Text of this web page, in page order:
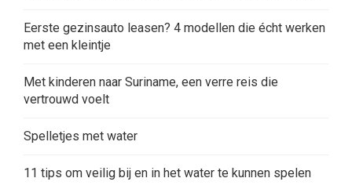
Eerste gezinsauto leasen? 4 modellen die écht werken
met een kleintje
Met kinderen naar Suriname, een verre reis die
vertrouwd voelt
Spelletjes met water
11 tips om veilig bij en in het water te kunnen spelen